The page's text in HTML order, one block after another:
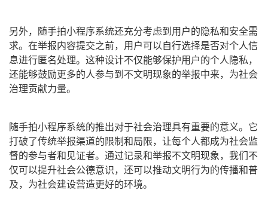
另外，随手拍小程序系统还充分考虑到用户的隐私和安全需
求。在举报内容提交之前，用户可以自行选择是否对个人信
息进行匿名处理。这种设计不仅能够保护用户的个人隐私，
还能够鼓励更多的人参与到不文明现象的举报中来，为社会
治理贡献力量。
随手拍小程序系统的推出对于社会治理具有重要的意义。它
打破了传统举报渠道的限制和局限，让每个人都成为社会监
督的参与者和见证者。通过记录和举报不文明现象，我们不
仅可以提升社会公德意识，还可以推动文明行为的传播和普
及，为社会建设营造更好的环境。